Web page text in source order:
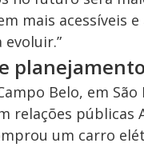
mais acessíveis e
planejamento
Belo, em São
relações públicas
um carro